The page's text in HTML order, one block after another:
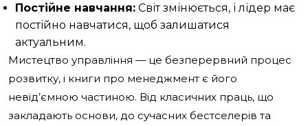
Постійне навчання: Світ змінюється, і лідер має
постійно навчатися, щоб залишатися
актуальним.
Мистецтво управління — це безперервний процес
розвитку, і книги про менеджмент є його
невід’ємною частиною. Від класичних праць, що
закладають основи, до сучасних бестселерів та